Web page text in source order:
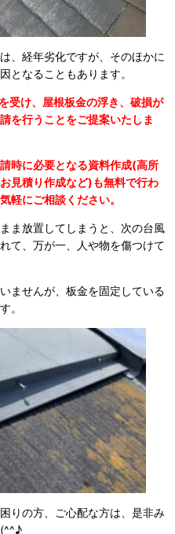
、経年劣化ですが、そのほかに
となることもあります。
受け、屋根板金の浮き、破損が
を行うことをご提案いたしま
時に必要となる資料作成(高所
見積り作成など)も無料で行わ
軽にご相談ください。
ま放置してしまうと、次の台風
て、万が一、人や物を傷つけて
ませんが、板金を固定している
。
りの方、ご心配な方は、是非み